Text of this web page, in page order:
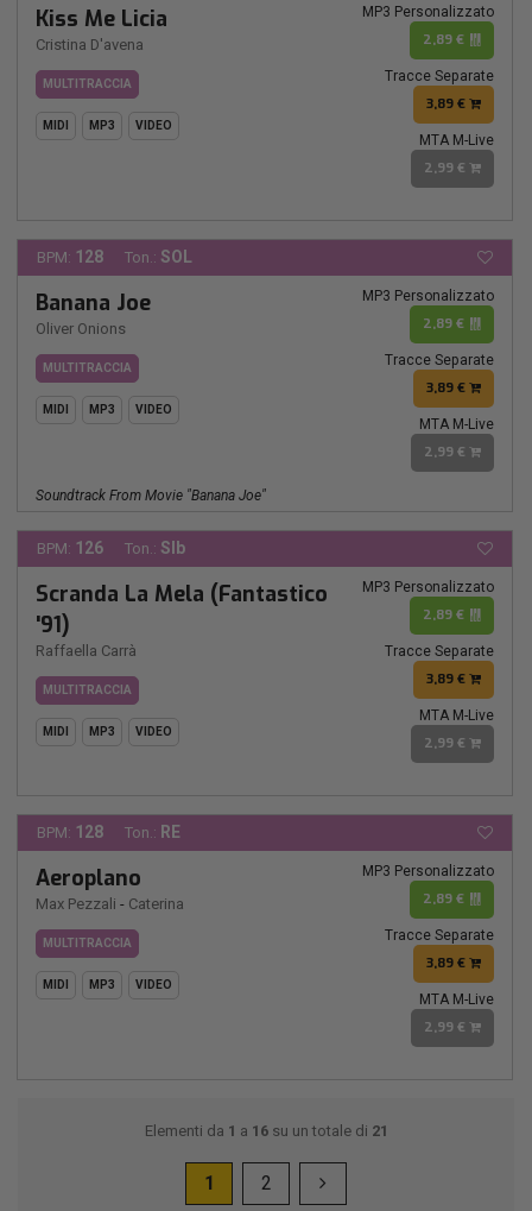
Kiss Me Licia
Cristina D'avena
MULTITRACCIA
MIDI MP3 VIDEO
MP3 Personalizzato
2,89 €
Tracce Separate
3,89 €
MTA M-Live
2,99 €
BPM: 128 Ton.: SOL
Banana Joe
Oliver Onions
MULTITRACCIA
MIDI MP3 VIDEO
MP3 Personalizzato
2,89 €
Tracce Separate
3,89 €
MTA M-Live
2,99 €
Soundtrack From Movie "Banana Joe"
BPM: 126 Ton.: SIb
Scranda La Mela (Fantastico
'91)
Raffaella Carrà
MULTITRACCIA
MIDI MP3 VIDEO
MP3 Personalizzato
2,89 €
Tracce Separate
3,89 €
MTA M-Live
2,99 €
BPM: 128 Ton.: RE
Aeroplano
Max Pezzali - Caterina
MULTITRACCIA
MIDI MP3 VIDEO
MP3 Personalizzato
2,89 €
Tracce Separate
3,89 €
MTA M-Live
2,99 €
Elementi da 1 a 16su un totale di 21
1 2